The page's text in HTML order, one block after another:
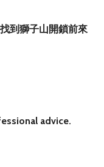
到獅子山開鎖前來
advice.